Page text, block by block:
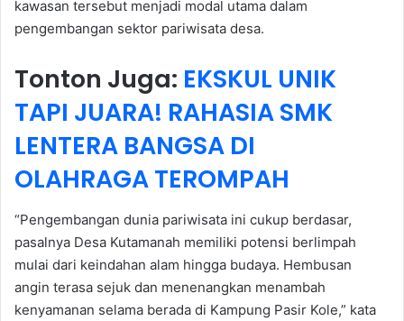
kawasan tersebut menjadi modal utama dalam
pengembangan sektor pariwisata desa.
Tonton Juga: EKSKUL UNIK
TAPI JUARA! RAHASIA SMK
LENTERA BANGSA DI
OLAHRAGA TEROMPAH
“Pengembangan dunia pariwisata ini cukup berdasar,
pasalnya Desa Kutamanah memiliki potensi berlimpah
mulai dari keindahan alam hingga budaya. Hembusan
angin terasa sejuk dan menenangkan menambah
kenyamanan selama berada di Kampung Pasir Kole,” kata